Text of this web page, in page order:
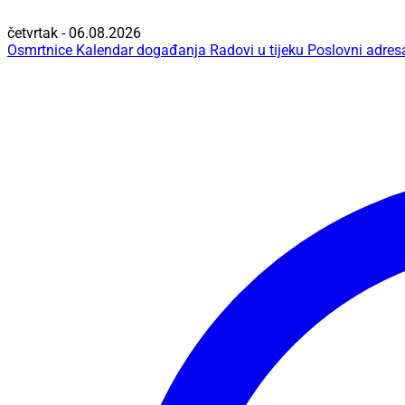
četvrtak - 06.08.2026
Osmrtnice Kalendar događanja Radovi u tijeku Poslovni